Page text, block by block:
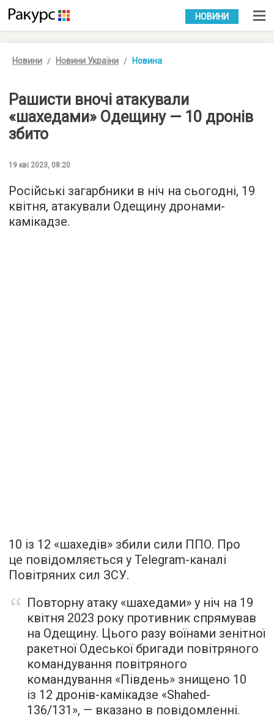
УКР РУС
НОВИНИ
Новини Новини України Новина
Рашисти вночі атакували
«шахедами» Одещину — 10 дронів
збито
19 кві 2023, 08:20
Російські загарбники в ніч на сьогодні, 19
квітня, атакували Одещину дронами-
камікадзе.
10 із 12 «шахедів» збили сили ППО. Про
це повідомляється у Telegram-каналі
Повітряних сил ЗСУ.
Повторну атаку «шахедами» у ніч на 19
квітня 2023 року противник спрямував
на Одещину. Цього разу воїнами зенітної
ракетної Одеської бригади повітряного
командування повітряного
командування «Південь» знищено 10
із 12 дронів-камікадзе «Shahed-
136/131», — вказано в повідомленні.